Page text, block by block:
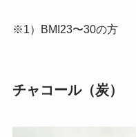
※1）BMI23〜30の方
チャコール（炭）